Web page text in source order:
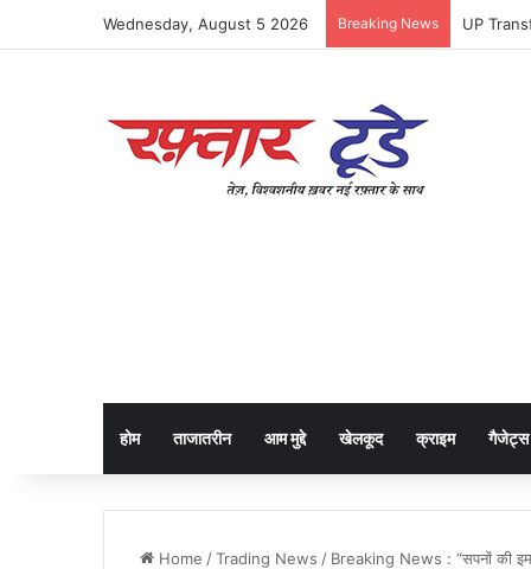
Wednesday, August 5 2026 Breaking News
होम ताजातरीन आम मुद्दे खेलकूद क्राइम गैजेट्स
Home /Trading News / Breaking News : “सपनों की